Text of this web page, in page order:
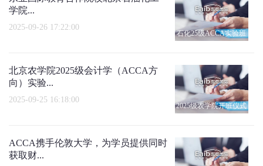
石化25级ACCA实验班
学院...
2025-09-26 17:22:00
2025级农学院开班仪式
北京农学院2025级会计学（ACCA方
向）实验...
2025-09-25 16:18:00
ACCA携手伦敦大学，为学员提供同时
获取财...